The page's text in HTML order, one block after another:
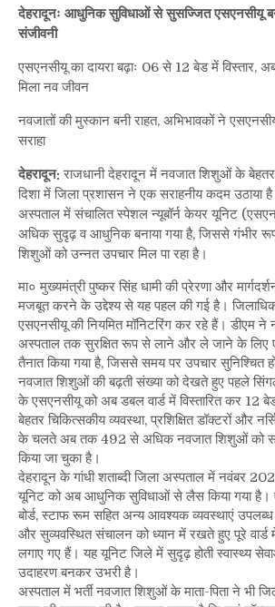
देहरादूनः आधुनिक सुविधाओं से सुसज्जित एसएनसीयू
संजीवनी
एसएनसीयू का दायरा बढ़ाः 06 से 12 बेड में
मिला नव जीवन
नवजातों की मुस्कान बनी राहत, अभिभावकों ने
सराहा
देहरादून:राजधानी देहरादून में नवजात शिशुओं के बेहतर
दिशा में जिला प्रशासन ने एक सराहनीय कदम उठाया
अस्पताल में संचालित स्पेशल न्यूबॉर्न केयर यूनिट
अधिक सुदृढ़ व आधुनिक बनाया गया है, जिससे गंभीर
शिशुओं को उन्नत उपचार मिल पा रहा है।
मा० मुख्यमंत्री पुष्कर सिंह धामी की प्रेरणा और
मजबूत करने के उद्देश्य से यह पहल की गई है।
एसएनसीयू की नियमित मॉनिटरिंग कर रहे हैं। डीएम
अस्पताल तक सुरक्षित रूप से लाने और ले जाने के लिए
तैनात किया गया है, जिससे समय पर उपचार सुनिश्चित
नवजात शिशुओं की बढ़ती संख्या को देखते हुए पहले
के एसएनसीयू को अब डबल वार्ड में विस्तारित कर 12
बेहतर चिकित्सकीय व्यवस्था, प्रशिक्षित डॉक्टरों और
के चलते अब तक 492 से अधिक नवजात शिशुओं को
किया जा चुका है।
देहरादून के गांधी शताब्दी जिला अस्पताल में नवंबर
यूनिट को अब आधुनिक सुविधाओं से लैस किया गया है।
बोर्ड, स्टाफ रूम सहित अन्य आवश्यक व्यवस्थाएं उपलब्ध
और सुव्यवस्थित संचालन को ध्यान में रखते हुए पूरे वार्ड
लगाए गए हैं। यह यूनिट जिले में सुदृढ़ होती स्वास्थ्य
उदाहरण बनकर उभरी है।
अस्पताल में भर्ती नवजात शिशुओं के माता-पिता ने भी